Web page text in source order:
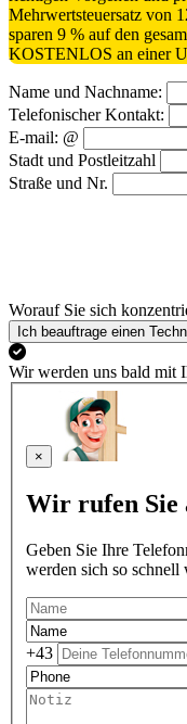
Mehrwertsteuersatz von
sparen 9 % auf den
KOSTENLOS an einer
Name und Nachname:
Telefonischer Kontakt:
E-mail: @
Stadt und Postleitzahl
Straße und Nr.
Worauf Sie sich
Ich beauftrage einen
Wir werden uns bald mit
×
Wir rufen Sie
Geben Sie Ihre
werden sich so
+43